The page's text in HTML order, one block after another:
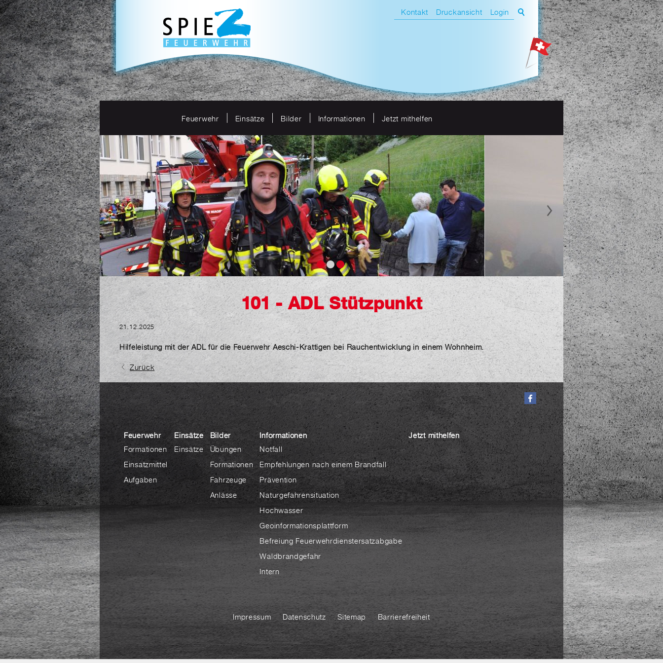
Kontakt Druckansicht Login
Feuerwehr Einsätze Bilder Informationen Jetzt mithelfen
101 - ADL Stützpunkt
21.12.2025
Hilfeleistung mit der ADL für die Feuerwehr Aeschi-Krattigen bei Rauchentwicklung in einem Wohnheim.
Zurück
Feuerwehr
Formationen
Einsatzmittel
Aufgaben
Einsätze
Einsätze
Bilder
Übungen
Formationen
Fahrzeuge
Anlässe
Informationen
Notfall
Empfehlungen nach einem Brandfall
Prävention
Naturgefahrensituation
Hochwasser
Geoinformationsplattform
Befreiung Feuerwehrdienstersatzabgabe
Waldbrandgefahr
Intern
Jetzt mithelfen
Impressum Datenschutz Sitemap Barrierefreiheit